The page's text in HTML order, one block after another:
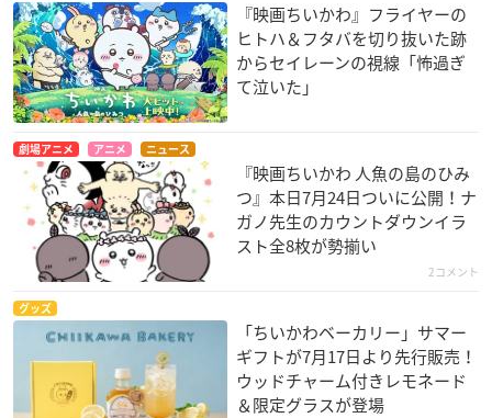
『映画ちいかわ』フライヤーの
ヒトハ＆フタバを切り抜いた跡
からセイレーンの視線「怖過ぎ
て泣いた」
劇場アニメ アニメ ニュース
『映画ちいかわ 人魚の島のひみ
つ』本日7月24日ついに公開！ナ
ガノ先生のカウントダウンイラ
スト全8枚が勢揃い
2コメント
グッズ
「ちいかわベーカリー」サマー
ギフトが7月17日より先行販売！
ウッドチャーム付きレモネード
＆限定グラスが登場